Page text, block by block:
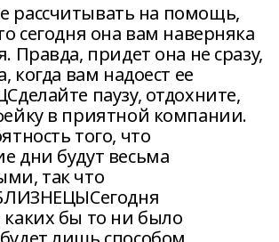
рассчитывать на помощь,
сегодня она вам наверняка
Правда, придет она не сразу,
когда вам надоест ее
паузу, отдохните,
в приятной компании.
того, что
дни будут весьма
так что
бы то ни было